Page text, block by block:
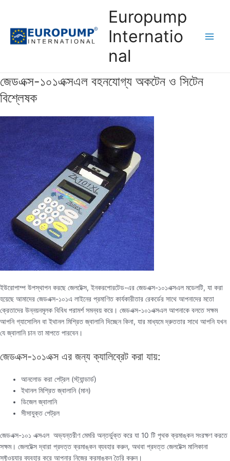
content
Europump
Internatio
nal
জেডএক্স-১০১এক্সএল বহনযোগ্য অকটেন ও সিটেন
বিশ্লেষক
ইউরোপাম্প উপস্থাপন করছে জেলটেক্স, ইনকরপোরটেড-এর জেডএক্স-১০১এক্সএল মডেলটি, যা করা
হয়েছে আমাদের জেডএক্স-১০১এ লাইনের প্রমাণিত কার্যকারীতার রেকর্ডের সাথে আপনাদের মতো
ক্রেতাদের উন্নয়নমূলক বিবিধ পরামর্শ সমন্বয় করে। জেডএক্স-১০১এক্সএল আপনাকে বলতে সক্ষম
আপনি গ্যাসোলিন বা ইথানল মিশ্রিত জ্বালানি দিচ্ছেন কিনা, যার মাধ্যমে দ্রুততার সাথে আপনি যখন
যে জ্বালানি চান তা মাপতে পারবেন।
জেডএক্স-১০১এক্স এর জন্য ক্যালিব্রেট করা যায়:
আনলোড করা পেট্রল (স্ট্যান্ডার্ড)
ইথানল মিশ্রিত জ্বালানি (মান)
ডিজেল জ্বালানি
সীসাযুক্ত পেট্রল
জেডএক্স-১০১ এক্সএল অভ্যন্তরীণ মেমরি অন্তর্ভুক্ত করে যা 10 টি পৃথক ক্রমাঙ্কন সংরক্ষণ করতে
সক্ষম। জেলটেক্স দ্বারা প্রদত্ত ক্রমাঙ্কন ব্যবহার করুন, অথবা প্রদত্ত জেলটেক্স মালিকানা
সফ্টওয়্যার ব্যবহার করে আপনার নিজের ক্রমাঙ্কন তৈরি করুন।